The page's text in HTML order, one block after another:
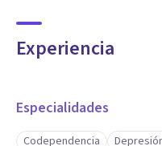
Experiencia
Especialidades
Codependencia